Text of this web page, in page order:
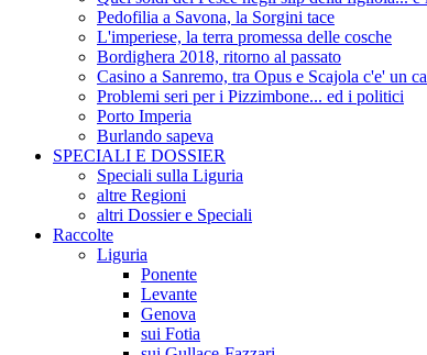
Pedofilia a Savona, la Sorgini tace
L'imperiese, la terra promessa delle cosche
Bordighera 2018, ritorno al passato
Casino a Sanremo, tra Opus e Scajola c'e' un
Problemi seri per i Pizzimbone... ed i politici
Porto Imperia
Burlando sapeva
SPECIALI E DOSSIER
Speciali sulla Liguria
altre Regioni
altri Dossier e Speciali
Raccolte
Liguria
Ponente
Levante
Genova
sui Fotia